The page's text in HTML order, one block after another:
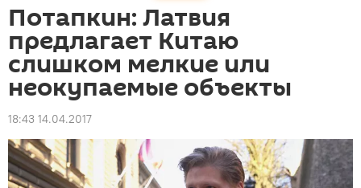
Потапкин: Латвия
предлагает Китаю
слишком мелкие или
неокупаемые объекты
18:43 14.04.2017